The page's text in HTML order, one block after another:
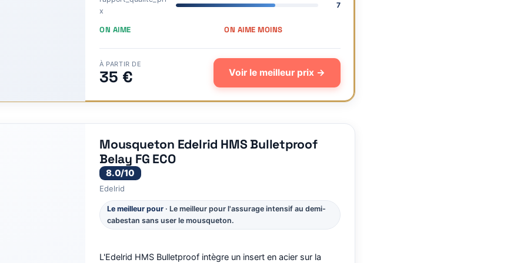
x
7
ON AIME ON AIME MOINS
À PARTIR DE
35 € Voir le meilleur prix →
Mousqueton Edelrid HMS Bulletproof
Belay FG ECO
8.0/10
Edelrid
Le meilleur pour · Le meilleur pour l'assurage intensif au demi-
cabestan sans user le mousqueton.
L'Edelrid HMS Bulletproof intègre un insert en acier sur la